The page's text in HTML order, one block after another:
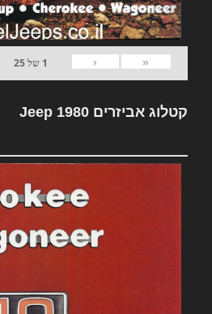
«
‹
1 של25
קטלוג אביזרים Jeep 1980